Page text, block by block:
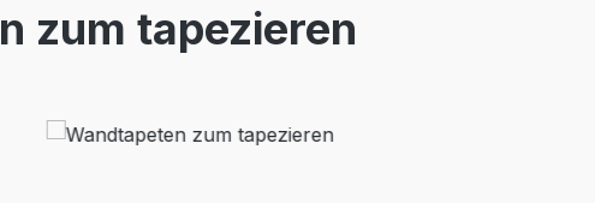
zum tapezieren